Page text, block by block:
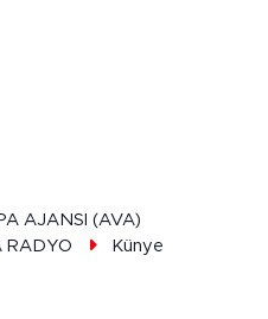
AJANSI (AVA)
RADYO Künye